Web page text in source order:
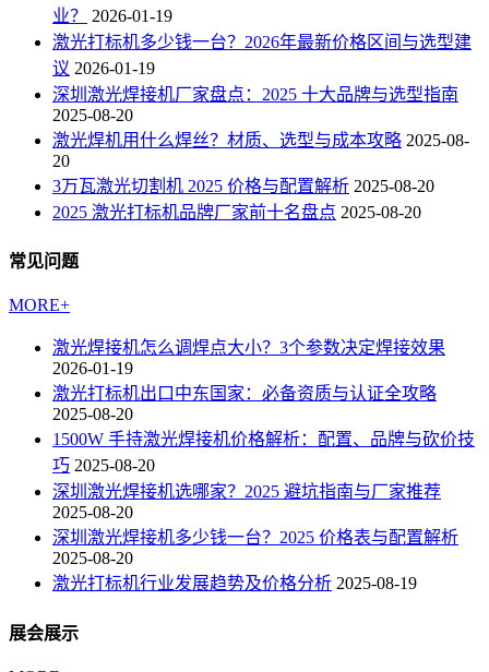
业？
2026-01-19
激光打标机多少钱一台？2026年最新价格区间与选型建
议 2026-01-19
深圳激光焊接机厂家盘点：2025 十大品牌与选型指南
2025-08-20
激光焊机用什么焊丝？材质、选型与成本攻略 2025-08-
20
3万瓦激光切割机 2025 价格与配置解析 2025-08-20
2025 激光打标机品牌厂家前十名盘点 2025-08-20
常见问题
MORE+
激光焊接机怎么调焊点大小？3个参数决定焊接效果
2026-01-19
激光打标机出口中东国家：必备资质与认证全攻略
2025-08-20
1500W 手持激光焊接机价格解析：配置、品牌与砍价技
巧 2025-08-20
深圳激光焊接机选哪家？2025 避坑指南与厂家推荐
2025-08-20
深圳激光焊接机多少钱一台？2025 价格表与配置解析
2025-08-20
激光打标机行业发展趋势及价格分析 2025-08-19
展会展示